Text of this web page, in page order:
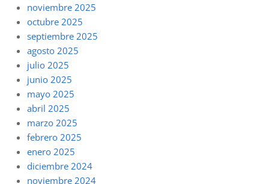
noviembre 2025
octubre 2025
septiembre 2025
agosto 2025
julio 2025
junio 2025
mayo 2025
abril 2025
marzo 2025
febrero 2025
enero 2025
diciembre 2024
noviembre 2024